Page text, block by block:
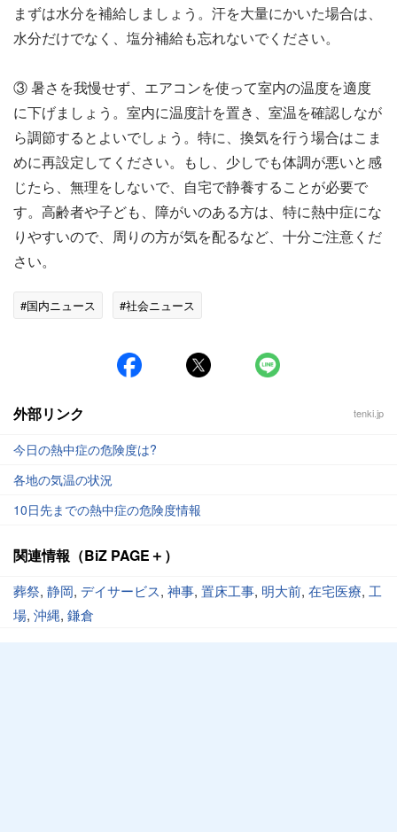
まずは水分を補給しましょう。汗を大量にかいた場合は、
水分だけでなく、塩分補給も忘れないでください。
③ 暑さを我慢せず、エアコンを使って室内の温度を適度
に下げましょう。室内に温度計を置き、室温を確認しなが
ら調節するとよいでしょう。特に、換気を行う場合はこま
めに再設定してください。もし、少しでも体調が悪いと感
じたら、無理をしないで、自宅で静養することが必要で
す。高齢者や子ども、障がいのある方は、特に熱中症にな
りやすいので、周りの方が気を配るなど、十分ご注意くだ
さい。
#国内ニュース #社会ニュース
外部リンク tenki.jp
今日の熱中症の危険度は?
各地の気温の状況
10日先までの熱中症の危険度情報
関連情報（BiZ PAGE＋）
葬祭, 静岡, デイサービス, 神事, 置床工事, 明大前, 在宅医療, 工
場, 沖縄, 鎌倉